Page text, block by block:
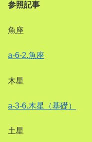
参照記事
魚座
a-6-2.魚座
木星
a-3-6.木星（基礎）
土星